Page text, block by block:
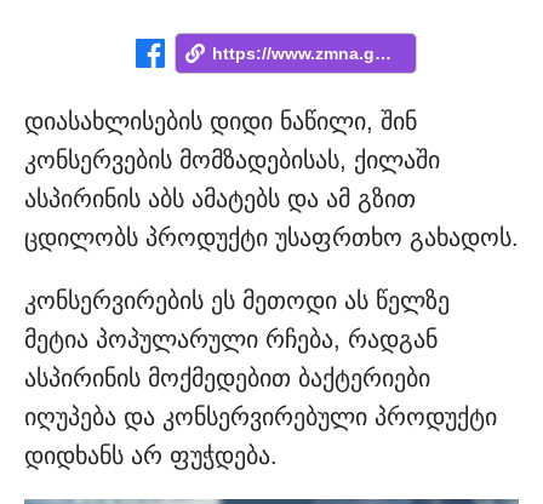
https://www.zmna.ge/news/sheidzleba-tu-a...
დიასახლისების დიდი ნაწილი, შინ
კონსერვების მომზადებისას, ქილაში
ასპირინის აბს ამატებს და ამ გზით
ცდილობს პროდუქტი უსაფრთხო გახადოს.
კონსერვირების ეს მეთოდი ას წელზე
მეტია პოპულარული რჩება, რადგან
ასპირინის მოქმედებით ბაქტერიები
იღუპება და კონსერვირებული პროდუქტი
დიდხანს არ ფუჭდება.